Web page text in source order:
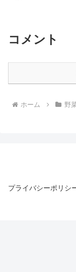
コメント
ホーム 野
プライバシーポリシ